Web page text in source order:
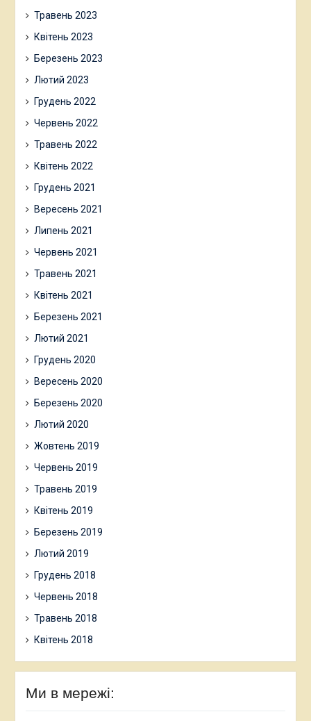
Травень 2023
Квітень 2023
Березень 2023
Лютий 2023
Грудень 2022
Червень 2022
Травень 2022
Квітень 2022
Грудень 2021
Вересень 2021
Липень 2021
Червень 2021
Травень 2021
Квітень 2021
Березень 2021
Лютий 2021
Грудень 2020
Вересень 2020
Березень 2020
Лютий 2020
Жовтень 2019
Червень 2019
Травень 2019
Квітень 2019
Березень 2019
Лютий 2019
Грудень 2018
Червень 2018
Травень 2018
Квітень 2018
Ми в мережі: